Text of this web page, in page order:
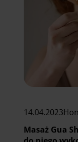
14.04.2023
Masaż Gua